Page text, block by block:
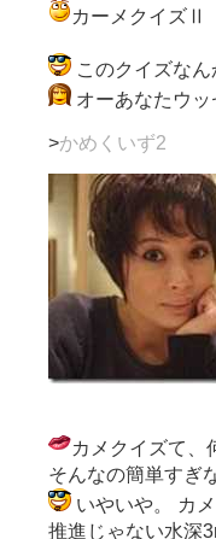
カーメクイズⅡ
このクイズなん
オーあなたウッ
>かめくいず2
カメクイズて、
そんなの簡単すぎ
いやいや。 カ
推進じゃない水深